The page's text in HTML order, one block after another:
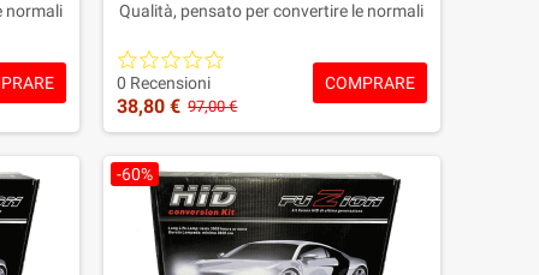
normali
sulle
Qualità, pensato per convertire le normali
più intensa, pulita e moderna.Include
centraline/Ballast Digital 35W, lampade
Xenon H7-C, cablaggi dedicati e
colorazione a scelta.Garanzia Fuzion: 2
lampade, con supporto tecnico prima e
dopo l’acquisto.
0 Recensioni
38,80 € 97,00 €
COMPRARE
-60%